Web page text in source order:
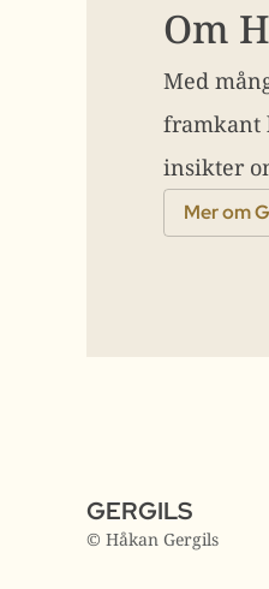
Om
Med
framkant
insikter
Mer om
GERGILS
© Håkan Gergils